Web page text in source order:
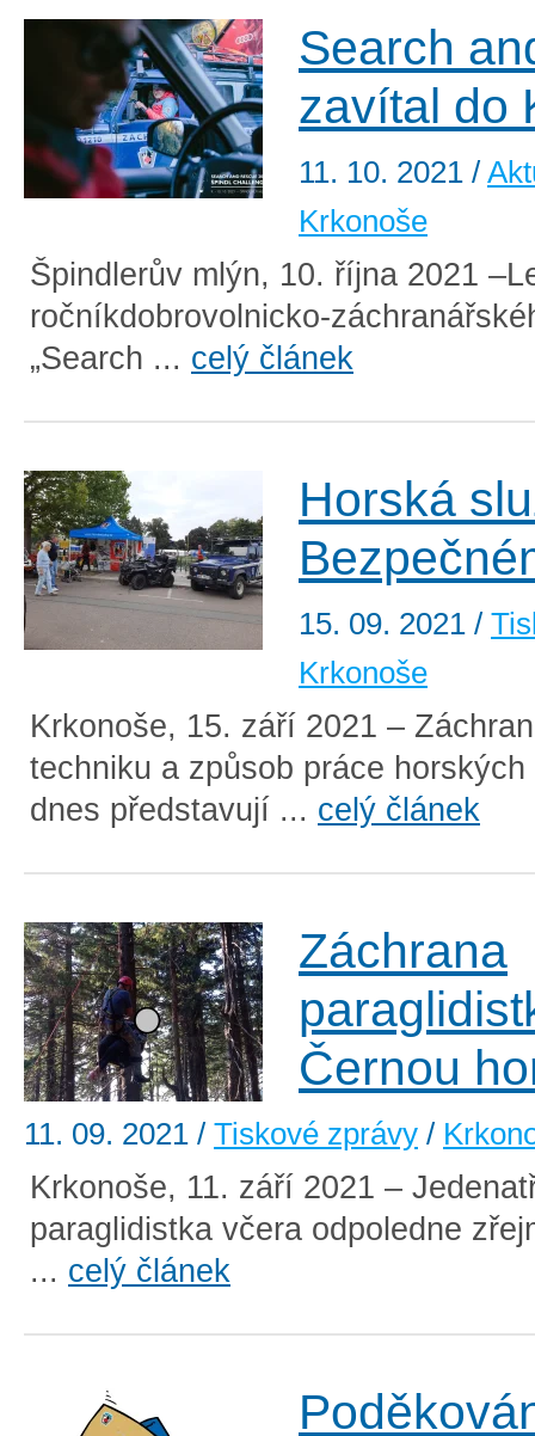
Search
zavítal do
11. 10. 2021 /
Krkonoše
Špindlerův mlýn, 10. října 2021
ročníkdobrovolnicko-
„Search ... celý článek
Horská
15. 09. 2021 /
Krkonoše
Krkonoše, 15. září 2021 –
techniku a způsob práce
dnes představují ... celý článek
Záchrana
Černou
11. 09. 2021 / Tiskové zprávy /
Krkonoše, 11. září 2021 –
paraglidistka včera odpoledne
... celý článek